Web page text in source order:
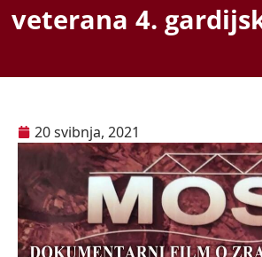
veterana 4.
20 svibnja, 2021